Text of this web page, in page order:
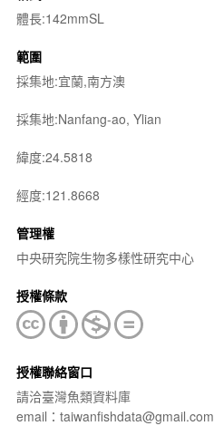
體長:142mmSL
範圍
採集地:宜蘭,南方澳
採集地:Nanfang-ao, Ylian
緯度:24.5818
經度:121.8668
管理權
中央研究院生物多樣性研究中心
授權條款
授權聯絡窗口
請洽臺灣魚類資料庫
email：taiwanfishdata@gmail.com